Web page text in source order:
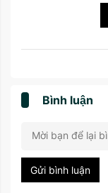
Bình luận
Gửi bình luận